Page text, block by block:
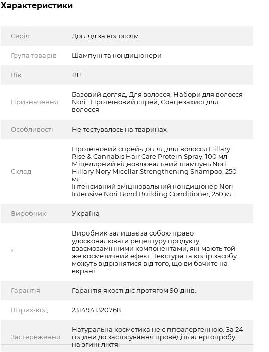
Характеристики
Серія Догляд за волоссям
Група товарів Шампуні та кондиціонери
Вік 18+
Призначення
Базовий догляд, Для волосся, Набори для волосся
Nori , Протеїновий спрей, Сонцезахист для
волосся
Особливості Не тестувалось на тваринах
Склад
Протеїновий спрей-догляд для волосся Hillary
Rise & Cannabis Hair Care Protein Spray, 100 мл
Міцелярний відновлювальний шампунь Norі
Hillary Nory Micellar Strengthening Shampoo, 250
мл
Інтенсивний зміцнювальний кондиціонер Nori
Intensive Nori Bond Building Conditioner, 250 мл
Виробник Україна
*
Виробник залишає за собою право
удосконалювати рецептуру продукту
взаємозамінними компонентами, які мають той
же косметичний ефект. Текстура та колір засобу
можуть відрізнятися від того, що ви бачите на
екрані.
Гарантія Гарантія якості діє протягом 90 днів.
Штрих-код 2314941320768
Застереження
Натуральна косметика не є гіпоалергенною. За 24
години до застосування проведіть алергопробу
на згині ліктя.